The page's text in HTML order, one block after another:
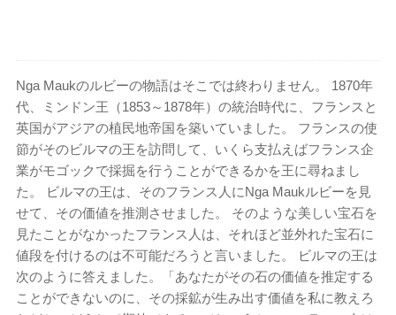
Nga Maukのルビーの物語はそこでは終わりません。 1870年
代、ミンドン王（1853～1878年）の統治時代に、フランスと
英国がアジアの植民地帝国を築いていました。 フランスの使
節がそのビルマの王を訪問して、いくら支払えばフランス企
業がモゴックで採掘を行うことができるかを王に尋ねまし
た。 ビルマの王は、そのフランス人にNga Maukルビーを見
せて、その価値を推測させました。 そのような美しい宝石を
見たことがなかったフランス人は、それほど並外れた宝石に
値段を付けるのは不可能だろうと言いました。 ビルマの王は
次のように答えました。「あなたがその石の価値を推定する
ことができないのに、その採鉱が生み出す価値を私に教えろ